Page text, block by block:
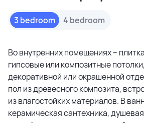
3 bedroom 4 bedroom
Во внутренних помещениях –
гипсовые или композитные
декоративной или окрашенной
пол из древесного композита,
из влагостойких материалов. В
керамическая сантехника,